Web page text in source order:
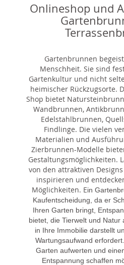
Onlineshop und
Gartenbrunnen
Menschheit. Sie sind
Gartenkultur und nicht
heimischer Rückzugsorte.
Shop bietet
Wandbrunnen,
Edelstahlbrunnen,
Findlinge. Die vielen
Materialien und
Zierbrunnen-Modelle
Gestaltungsmöglichkeiten.
von den attraktiven
inspirieren und
Möglichkeiten. Ein
Kaufentscheidung, da er
Ihren Garten bringt,
bietet, die Tierwelt und Natur
in Ihre Immobilie darstellt
Wartungsaufwand
Garten aufwerten und
Entspannung schaffen